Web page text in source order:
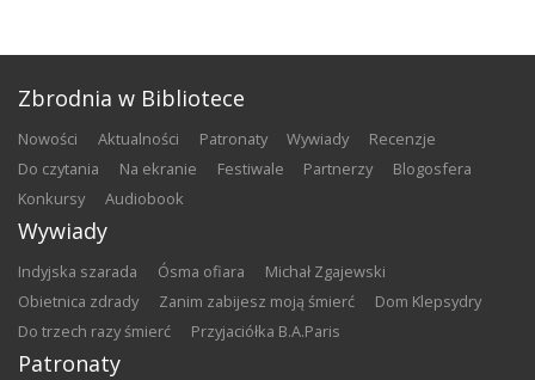
Zbrodnia w Bibliotece
nowości aktualności patronaty wywiady
recenzje
do czytania
na ekranie festiwale partnerzy
blogosfera
konkursy
audiobook
Wywiady
Indyjska szarada Ósma ofiara
Michał Zgajewski
Obietnica zdrady
Zanim zabijesz moją śmierć
Dom Klepsydry
Do trzech razy śmierć
Przyjaciółka B.A.Paris
Patronaty